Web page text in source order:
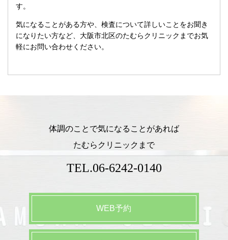
す。
気になることがある方や、検査について詳しいことをお聞き
になりたい方など、大阪市北区のたむらクリニックまでお気
軽にお問い合わせください。
体調のことで気になることがあれば
たむらクリニックまで
TEL.06-6242-0140
WEB予約